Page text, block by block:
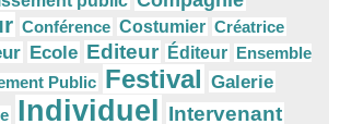
Conférence Costumier Créatrice
Ecole Editeur Éditeur Ensemble
Public Festival Galerie
Individuel Intervenant